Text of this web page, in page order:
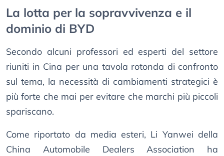
La lotta per la sopravvivenza e il
dominio di BYD
Secondo alcuni professori ed esperti del settore
riuniti in Cina per una tavola rotonda di confronto
sul tema, la necessità di cambiamenti strategici è
più forte che mai per evitare che marchi più piccoli
spariscano.
Come riportato da media esteri, Li Yanwei della
China Automobile Dealers Association ha